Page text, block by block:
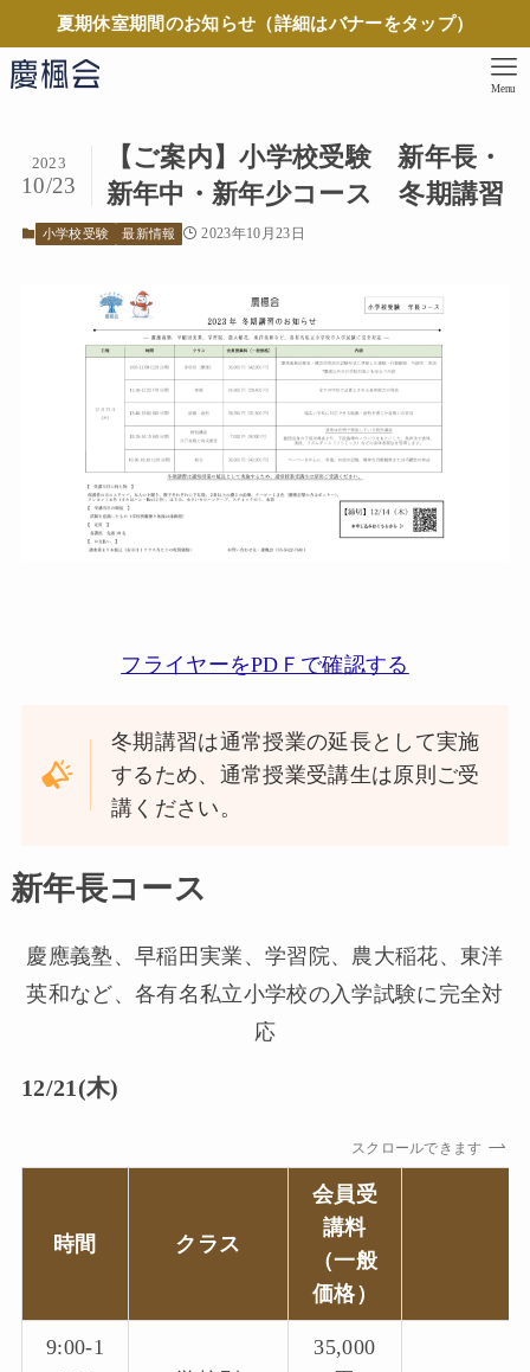
夏期休室期間のお知らせ（詳細はバナーをタップ）
Menu
【ご案内】小学校受験 新年長・
新年中・新年少コース 冬期講習
2023
10/23
小学校受験 最新情報 2023年10月23日
フライヤーをPDＦで確認する
冬期講習は通常授業の延長として実施
するため、通常授業受講生は原則ご受
講ください。
新年長コース
慶應義塾、早稲田実業、学習院、農大稲花、東洋
英和など、各有名私立小学校の入学試験に完全対
応
12/21(木)
スクロールできます
時間 クラス
会員受
講料
（一般
価格）
9:00-1
35,000